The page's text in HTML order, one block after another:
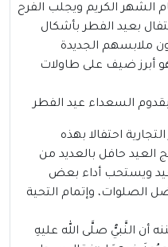
الشهر الكريم ويجلب الفرح
بعيد الفطر بأشكال
ملابسهم الجديدة
أبرز ضيف على طاولات
السعداء عيد الفطر
احتفالا بهذه
العيد حافل بالعديد من
ويستحب أداء بعض
الصلوات، وإتمام التحية
أن النَّبيُّ صلَّى الله عليهِ